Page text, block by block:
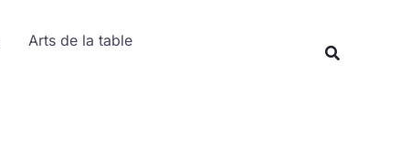
Arts de la table